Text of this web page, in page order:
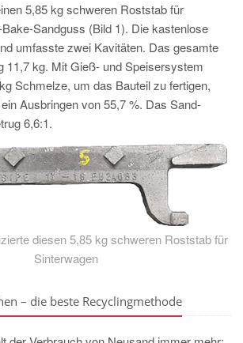
Brasilien
5,85 kg schweren Roststab für
Sandguss (Bild 1). Die kastenlose
umfasste zwei Kavitäten. Das gesamte
11,7 kg. Mit Gieß- und Speisersystem
Schmelze, um das Bauteil zu fertigen,
Ausbringen von 55,7 %. Das Sand-
6,6:1.
diesen 5,85 kg schweren Roststab für
Sinterwagen
– die beste Recyclingmethode